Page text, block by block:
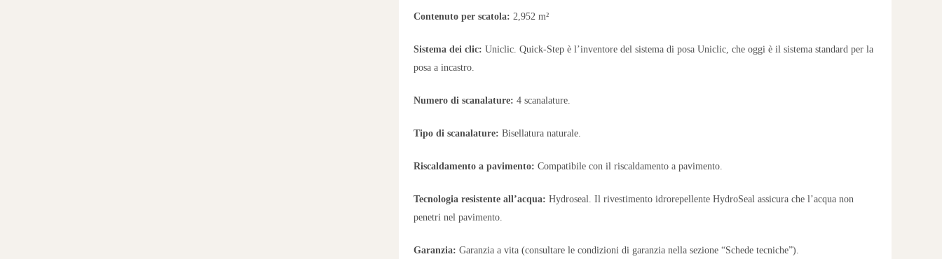
Contenuto per scatola: 2,952 m²
Sistema dei clic: Uniclic. Quick-Step è l’inventore del sistema di posa Uniclic, che oggi è il sistema standard per la
posa a incastro.
Numero di scanalature: 4 scanalature.
Tipo di scanalature: Bisellatura naturale.
Riscaldamento a pavimento: Compatibile con il riscaldamento a pavimento.
Tecnologia resistente all’acqua: Hydroseal. Il rivestimento idrorepellente HydroSeal assicura che l’acqua non
penetri nel pavimento.
Garanzia: Garanzia a vita (consultare le condizioni di garanzia nella sezione “Schede tecniche”).